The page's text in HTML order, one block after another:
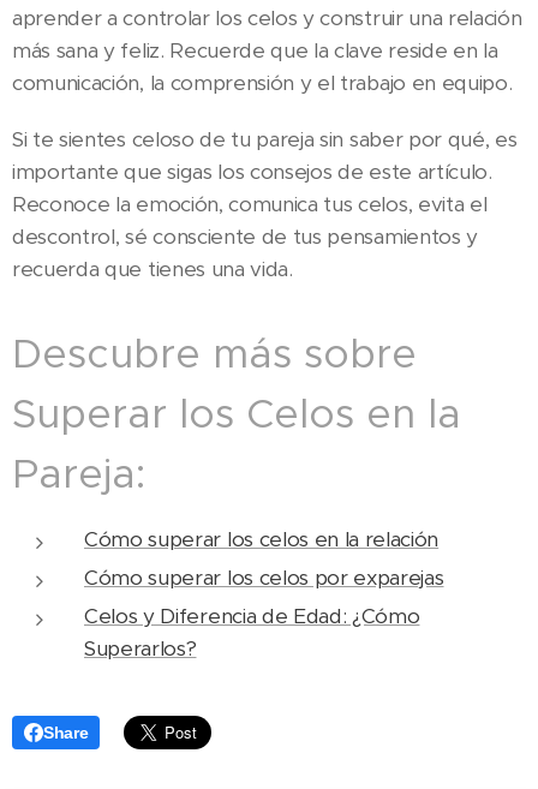
aprender a controlar los celos y construir una relación
más sana y feliz. Recuerde que la clave reside en la
comunicación, la comprensión y el trabajo en equipo.
Si te sientes celoso de tu pareja sin saber por qué, es
importante que sigas los consejos de este artículo.
Reconoce la emoción, comunica tus celos, evita el
descontrol, sé consciente de tus pensamientos y
recuerda que tienes una vida.
Descubre más sobre
Superar los Celos en la
Pareja:
Cómo superar los celos en la relación
Cómo superar los celos por exparejas
Celos y Diferencia de Edad: ¿Cómo
Superarlos?
Share